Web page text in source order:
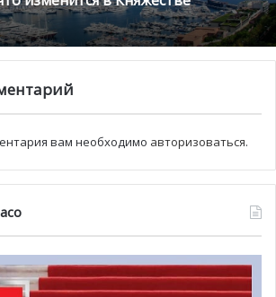
генеральный план
изменится в Княжестве
забег в Монако
на пяти континентах
вам необходимо авторизоваться.